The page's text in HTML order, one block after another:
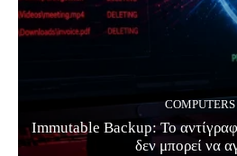
COMPUTERS
Immutable Backup: Το
δεν μπορεί να